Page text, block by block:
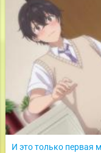
И это только первая